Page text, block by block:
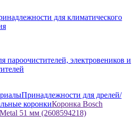
для климатического
пароочистителей, электровеников и
Принадлежности для дрелей/
коронкиКоронка Bosch
51 мм (2608594218)